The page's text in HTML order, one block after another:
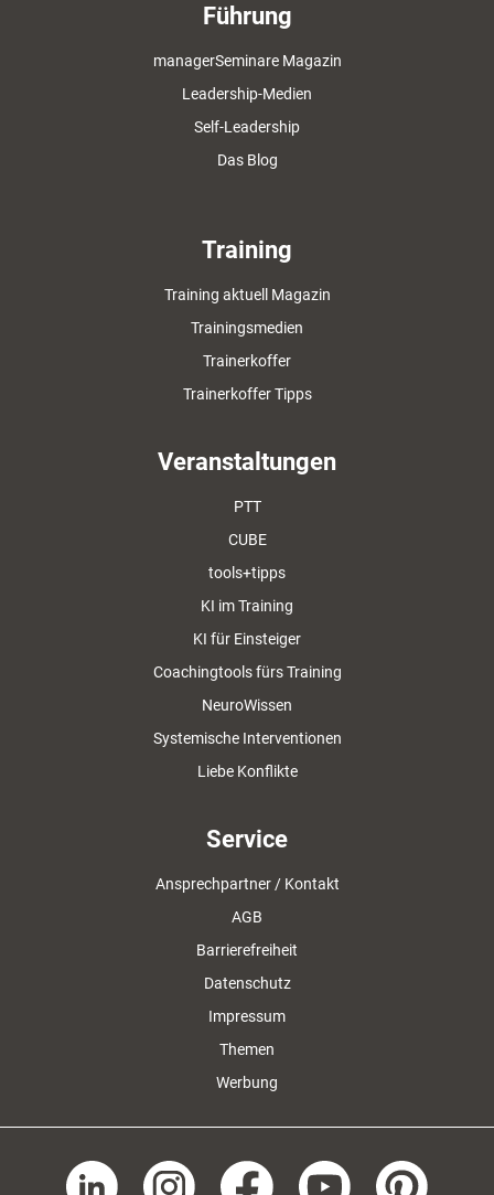
Führung
managerSeminare Magazin
Leadership-Medien
Self-Leadership
Das Blog
Training
Training aktuell Magazin
Trainingsmedien
Trainerkoffer
Trainerkoffer Tipps
Veranstaltungen
PTT
CUBE
tools+tipps
KI im Training
KI für Einsteiger
Coachingtools fürs Training
NeuroWissen
Systemische Interventionen
Liebe Konflikte
Service
Ansprechpartner / Kontakt
AGB
Barrierefreiheit
Datenschutz
Impressum
Themen
Werbung